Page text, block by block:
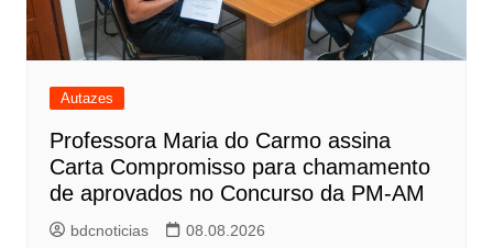
Autazes
Professora Maria do Carmo assina
Carta Compromisso para chamamento
de aprovados no Concurso da PM-AM
bdcnoticias 08.08.2026